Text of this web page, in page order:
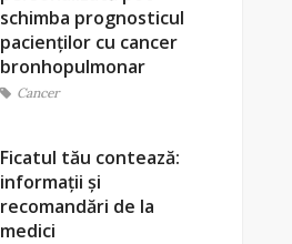
schimba prognosticul
pacienților cu cancer
bronhopulmonar
Cancer
Ficatul tău contează:
informații și
recomandări de la
medici